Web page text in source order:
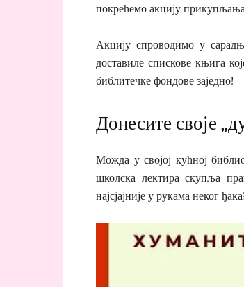
покрећемо акцију
Акцију спроводимо у
доставиле спискове књига
библитечке фондове заједно!
Донесите своје
Можда у својој кућној
школска лектира скупља
најсјајније у рукама неког